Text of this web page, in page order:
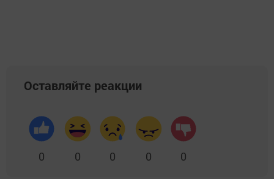
Оставляйте реакции
0 0 0 0 0